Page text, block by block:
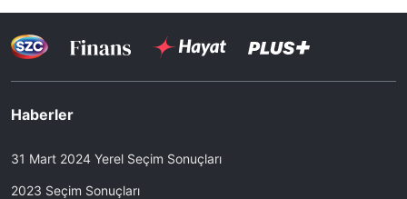
Haberler
31 Mart 2024 Yerel Seçim Sonuçları
2023 Seçim Sonuçları